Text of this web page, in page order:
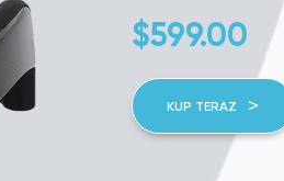
$599.00
KUP TERAZ